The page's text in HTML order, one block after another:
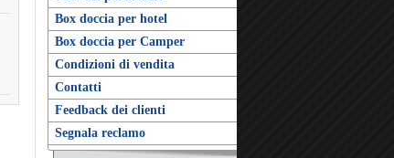
Box doccia per hotel
Box doccia per Camper
Condizioni di vendita
Contatti
Feedback dei clienti
Segnala reclamo